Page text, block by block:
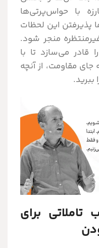
با حواس‌پرتی‌ها
پذیرفتن این لحظات
منجر شود.
قادر می‌سازد تا با
مقاومت، از آنچه
برای